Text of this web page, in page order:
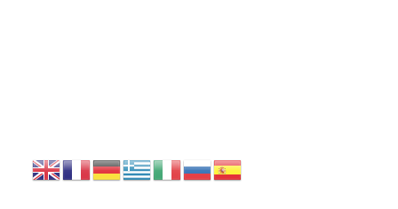
DOCUMENTOS LEGALES